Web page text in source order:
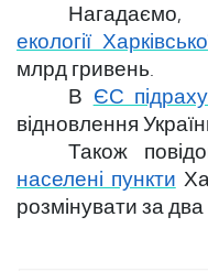
екології
млрд гривень.
В ЄС
відновлення
Також
населені пункти
розмінувати за два